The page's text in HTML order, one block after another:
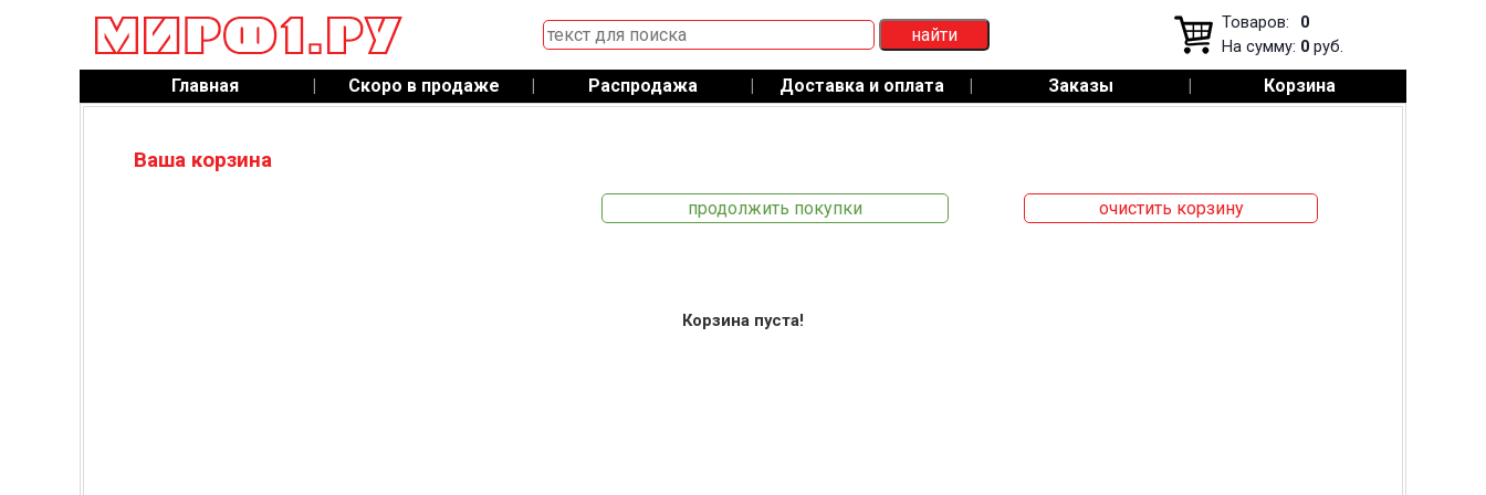
Товаров:
0
На сумму: 0 руб.
Главная | Скоро в продаже | Распродажа | Доставка и оплата | Заказы | Корзина
Ваша корзина
продолжить покупки очистить корзину
Корзина пуста!